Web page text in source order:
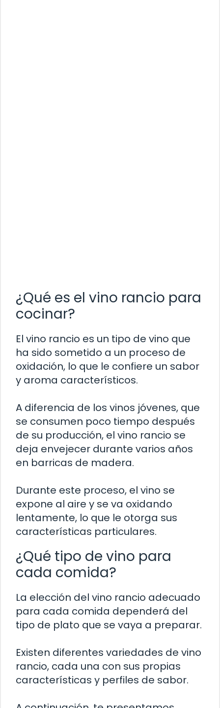
¿Qué es el vino rancio para
cocinar?
El vino rancio es un tipo de vino que
ha sido sometido a un proceso de
oxidación, lo que le confiere un sabor
y aroma característicos.
A diferencia de los vinos jóvenes, que
se consumen poco tiempo después
de su producción, el vino rancio se
deja envejecer durante varios años
en barricas de madera.
Durante este proceso, el vino se
expone al aire y se va oxidando
lentamente, lo que le otorga sus
características particulares.
¿Qué tipo de vino para
cada comida?
La elección del vino rancio adecuado
para cada comida dependerá del
tipo de plato que se vaya a preparar.
Existen diferentes variedades de vino
rancio, cada una con sus propias
características y perfiles de sabor.